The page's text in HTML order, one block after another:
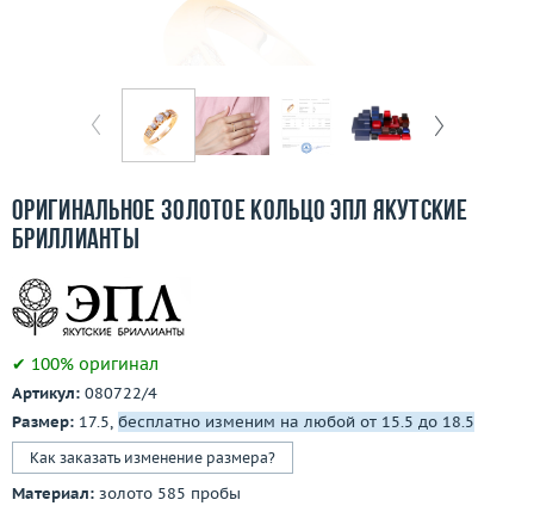
Бесплатная доставка
О компании
Контакты
3D-тур по шоуруму
Оригинальное золотое кольцо ЭПЛ Якутские
Бриллианты
✔ 100% оригинал
Артикул: 080722/4
Размер: 17.5, бесплатно изменим на любой от 15.5 до 18.5
Как заказать изменение размера?
Материал: золото 585 пробы